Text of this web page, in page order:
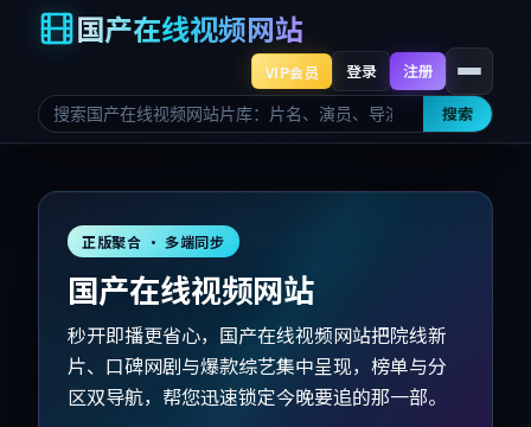
国产在线视频网站
搜索
VIP会员 登录 注册
正版聚合 · 多端同步
国产在线视频网站
秒开即播更省心，国产在线视频网站把院线新
片、口碑网剧与爆款综艺集中呈现，榜单与分
区双导航，帮您迅速锁定今晚要追的那一部。